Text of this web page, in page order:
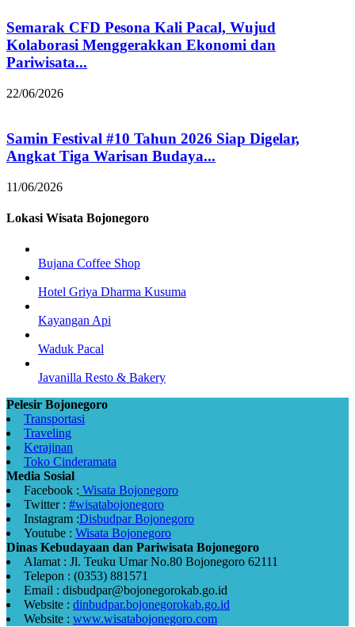
Semarak CFD Pesona Kali Pacal, Wujud
Kolaborasi Menggerakkan Ekonomi dan
Pariwisata...
22/06/2026
Samin Festival #10 Tahun 2026 Siap Digelar,
Angkat Tiga Warisan Budaya...
11/06/2026
Lokasi Wisata Bojonegoro
Bujana Coffee Shop
Hotel Griya Dharma Kusuma
Kayangan Api
Waduk Pacal
Javanilla Resto & Bakery
Pelesir Bojonegoro
Transportasi
Traveling
Kerajinan
Toko Cinderamata
Media Sosial
Facebook : Wisata Bojonegoro
Twitter : #wisatabojonegoro
Instagram :Disbudpar Bojonegoro
Youtube : Wisata Bojonegoro
Dinas Kebudayaan dan Pariwisata Bojonegoro
Alamat : Jl. Teuku Umar No.80 Bojonegoro 62111
Telepon : (0353) 881571
Email : disbudpar@bojonegorokab.go.id
Website : dinbudpar.bojonegorokab.go.id
Website : www.wisatabojonegoro.com